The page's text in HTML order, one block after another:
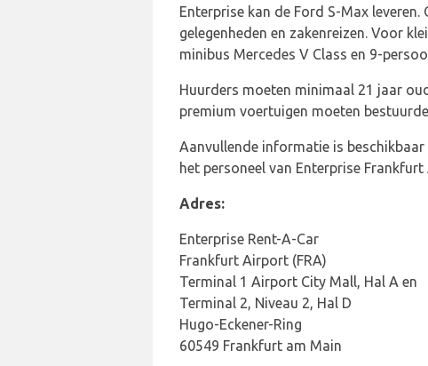
Enterprise kan de Ford S-Max
gelegenheden en zakenreizen. Voor
minibus Mercedes V Class en 9-
Huurders moeten minimaal 21 jaar
premium voertuigen moeten
Aanvullende informatie is
het personeel van Enterprise
Adres:
Enterprise Rent-A-Car
Frankfurt Airport (FRA)
Terminal 1 Airport City Mall, Hal A en
Terminal 2, Niveau 2, Hal D
Hugo-Eckener-Ring
60549 Frankfurt am Main